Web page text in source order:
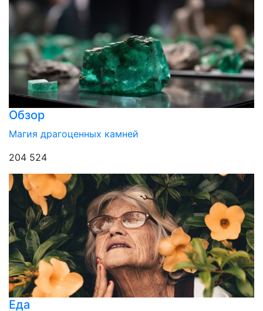
Обзор
Магия драгоценных камней
204 524
Еда